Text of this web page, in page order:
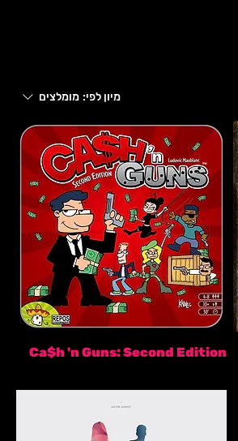
מיון לפי: מומלצים
Ca$h 'n Guns: Second Edition